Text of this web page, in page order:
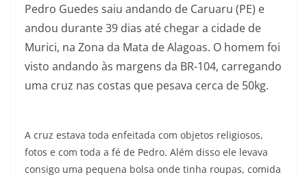
Pedro Guedes saiu andando de Caruaru (PE) e
andou durante 39 dias até chegar a cidade de
Murici, na Zona da Mata de Alagoas. O homem foi
visto andando às margens da BR-104, carregando
uma cruz nas costas que pesava cerca de 50kg.
A cruz estava toda enfeitada com objetos religiosos,
fotos e com toda a fé de Pedro. Além disso ele levava
consigo uma pequena bolsa onde tinha roupas, comida